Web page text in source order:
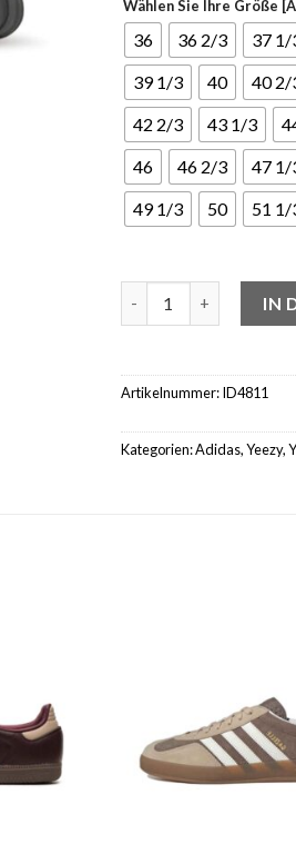
Wählen Sie Ihre Größe
36 36 2/3 37 1/
39 1/3
40 40 2/
42 2/3
43 1/3
46
46 2/3 47 1/
49 1/3
50 51 1/
IN
Artikelnummer:ID4811
Kategorien:Adidas,Yeezy,